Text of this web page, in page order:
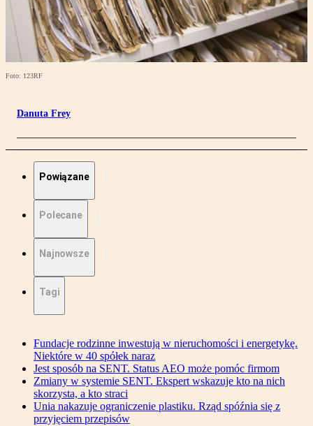
Foto: 123RF
Danuta Frey
Powiązane
Polecane
Najnowsze
Tagi
Fundacje rodzinne inwestują w nieruchomości i energetykę.
Niektóre w 40 spółek naraz
Jest sposób na SENT. Status AEO może pomóc firmom
Zmiany w systemie SENT. Ekspert wskazuje kto na nich
skorzysta, a kto straci
Unia nakazuje ograniczenie plastiku. Rząd spóźnia się z
przyjęciem przepisów